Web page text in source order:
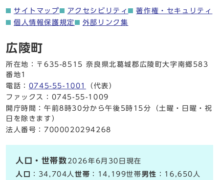
サイトマップ アクセシビリティ
著作権・セキュリティ
個人情報保護規定
外部リンク集
広陵町
所在地：〒635-8515 奈良県北葛城郡広陵町大字南郷583
番地1
電話： 0745-55-1001
（代表）
ファックス：0745-55-1009
開庁時間：午前8時30分から午後5時15分（土曜・日曜・祝
日を除きます）
法人番号：7000020294268
人口・世帯数 2026年6月30日現在
人口
：34,704人世帯 ：14,199世帯男性 ：16,650人